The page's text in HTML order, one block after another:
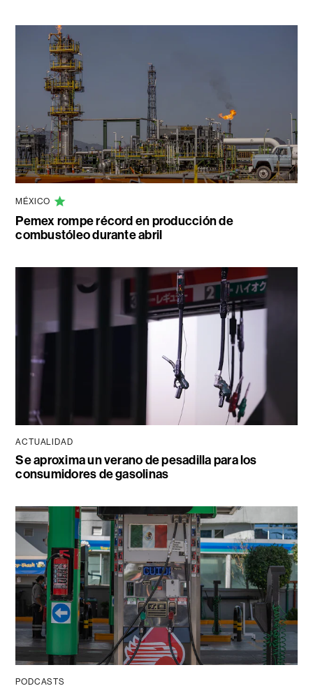
MÉXICO
Pemex rompe récord en producción de
combustóleo durante abril
ACTUALIDAD
Se aproxima un verano de pesadilla para los
consumidores de gasolinas
PODCASTS